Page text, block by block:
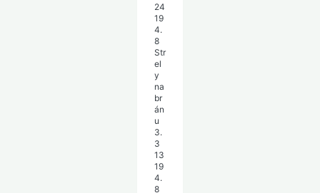
24
19
4.
8
Str
el
y
na
br
án
u
3.
3
13
19
4.
8